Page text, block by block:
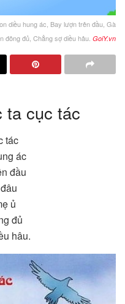
diều hung ác, Bay lượn trên đầu, Gà
đông đủ, Chẳng sợ diều hâu. GoiY.vn
ta cục tác
tác
ác
đầu
ủ
đủ
hâu.